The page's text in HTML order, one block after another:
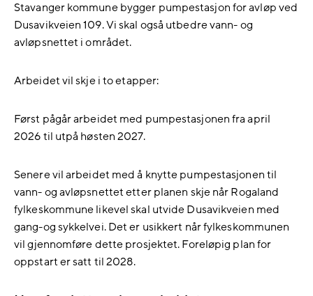
Stavanger kommune bygger pumpestasjon for avløp ved
Dusavikveien 109. Vi skal også utbedre vann- og
avløpsnettet i området.
Arbeidet vil skje i to etapper:
Først pågår arbeidet med pumpestasjonen fra april
2026 til utpå høsten 2027.
Senere vil arbeidet med å knytte pumpestasjonen til
vann- og avløpsnettet etter planen skje når Rogaland
fylkeskommune likevel skal utvide Dusavikveien med
gang-og sykkelvei. Det er usikkert når fylkeskommunen
vil gjennomføre dette prosjektet. Foreløpig plan for
oppstart er satt til 2028.